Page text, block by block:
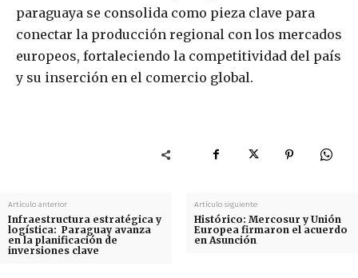
paraguaya se consolida como pieza clave para
conectar la producción regional con los mercados
europeos, fortaleciendo la competitividad del país
y su inserción en el comercio global.
Artículo anterior
Infraestructura estratégica y
logística: Paraguay avanza
en la planificación de
inversiones clave
Artículo siguiente
Histórico: Mercosur y Unión
Europea firmaron el acuerdo
en Asunción